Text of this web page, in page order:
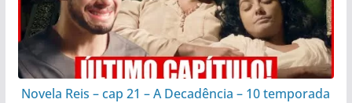
Novela Reis – cap 21 – A Decadência – 10 temporada